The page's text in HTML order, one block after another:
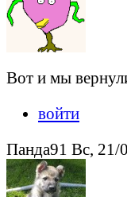
Вот и мы
войти
Панда91 Вс, 21/